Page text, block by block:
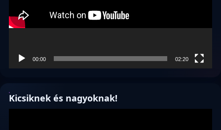
00:00 02:20
Kicsiknek és nagyoknak!